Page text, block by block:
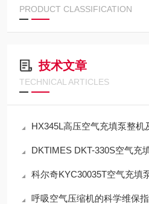
PRODUCT CLASSIFICATION
技术文章
TECHNICAL ARTICLES
HX345L高压空气充填泵整机及配套
DKTIMES DKT-330S空气充填泵
科尔奇KYC30035T空气充填
呼吸空气压缩机的科学维保